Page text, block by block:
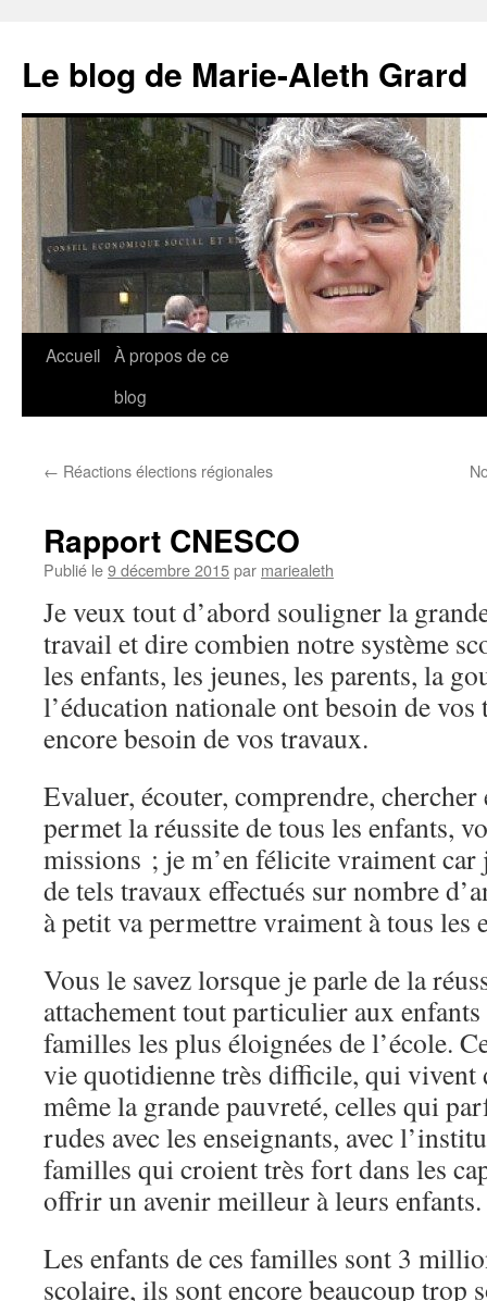
contenu
Le blog de Marie-Aleth Grard
Accueil À propos de ce
blog
← Réactions élections régionales
Rapport CNESCO
Publié le9 décembre 2015par mariealeth
Je veux tout d’abord souligner la
travail et dire combien notre système
les enfants, les jeunes, les parents, la
l’éducation nationale ont besoin de vos
encore besoin de vos travaux.
Evaluer, écouter, comprendre, chercher
permet la réussite de tous les enfants,
missions ; je m’en félicite vraiment car
de tels travaux effectués sur nombre
à petit va permettre vraiment à tous les
Vous le savez lorsque je parle de la
attachement tout particulier aux
familles les plus éloignées de l’école.
vie quotidienne très difficile, qui vivent
même la grande pauvreté, celles qui
rudes avec les enseignants, avec
familles qui croient très fort dans les
offrir un avenir meilleur à leurs enfants.
Les enfants de ces familles sont 3
scolaire, ils sont encore beaucoup trop